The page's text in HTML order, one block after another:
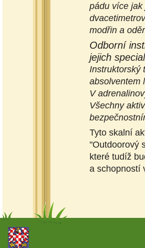
pádu více
modřin a
Odborní
jejich
Instruktorský
absolventem
V
Všechny
Tyto skalní
"Outdoorový
které tudíž
a schopností